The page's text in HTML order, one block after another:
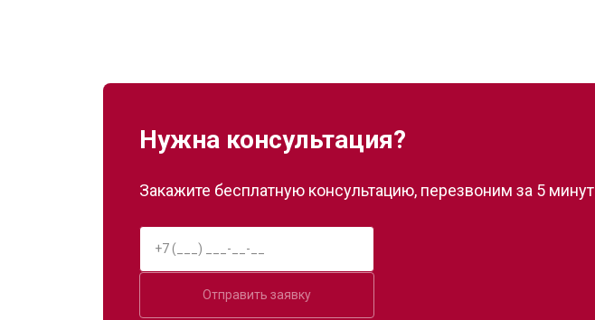
Нужна консультация?
Закажите бесплатную консультацию, перезвоним за 5 минут
Отправить заявку